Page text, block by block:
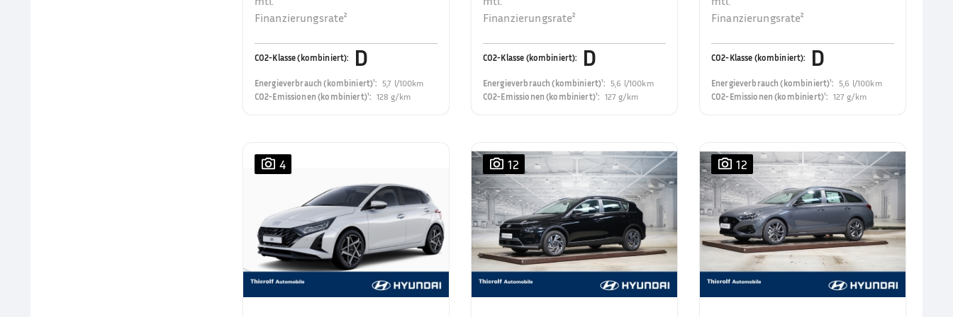
Finanzierungsrate²
CO2-Klasse (kombiniert): D
Energieverbrauch (kombiniert)¹: 5,7 l/100km
CO2-Emissionen (kombiniert)¹: 128 g/km
Finanzierungsrate²
CO2-Klasse (kombiniert): D
Energieverbrauch (kombiniert)¹: 5,6 l/100km
CO2-Emissionen (kombiniert)¹: 127 g/km
Finanzierungsrate²
CO2-Klasse (kombiniert): D
Energieverbrauch (kombiniert)¹:5,6 l/100km
CO2-Emissionen (kombiniert)¹: 127 g/km
4 12 12